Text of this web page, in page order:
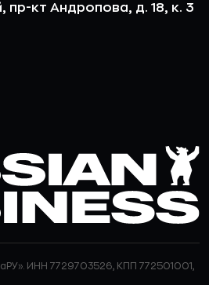
пр-кт Андропова, д. 18, к. 3
ИНН 7729703526, КПП 772501001,